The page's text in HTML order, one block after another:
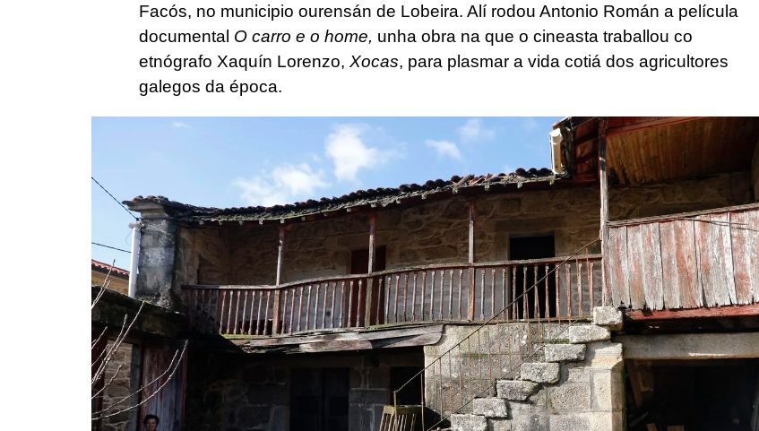
Facós, no municipio ourensán de Lobeira. Alí rodou Antonio Román a película
documental O carro e o home, unha obra na que o cineasta traballou co
etnógrafo Xaquín Lorenzo, Xocas, para plasmar a vida cotiá dos agricultores
galegos da época.